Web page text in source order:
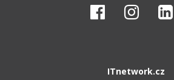
ITnetwork.cz